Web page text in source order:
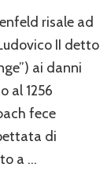
risale ad
II detto
ai danni
al 1256
fece
di
a …